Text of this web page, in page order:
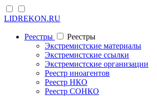
LIDREKON.RU
Реестры
Реестры
Экстремистские материалы
Экстремистские ссылки
Экстремистские организации
Реестр иноагентов
Реестр НКО
Реестр СОНКО